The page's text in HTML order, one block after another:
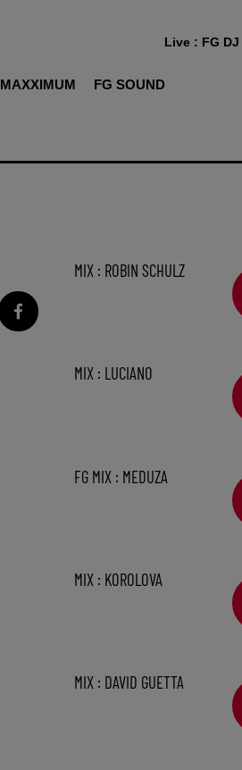
MAXXIMUM FG SOUND
Live : FG
MIX : ROBIN SCHULZ
MIX : LUCIANO
FG MIX : MEDUZA
MIX : KOROLOVA
MIX : DAVID GUETTA